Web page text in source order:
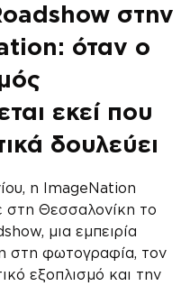
στην
όταν ο
εκεί που
δουλεύει
με NaN από 5 αστέρια.
η ImageNation
στη Θεσσαλονίκη το
μια εμπειρία
στη φωτογραφία, τον
εξοπλισμό και την